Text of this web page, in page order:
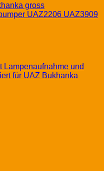
Lampenaufnahme und
für UAZ Bukhanka